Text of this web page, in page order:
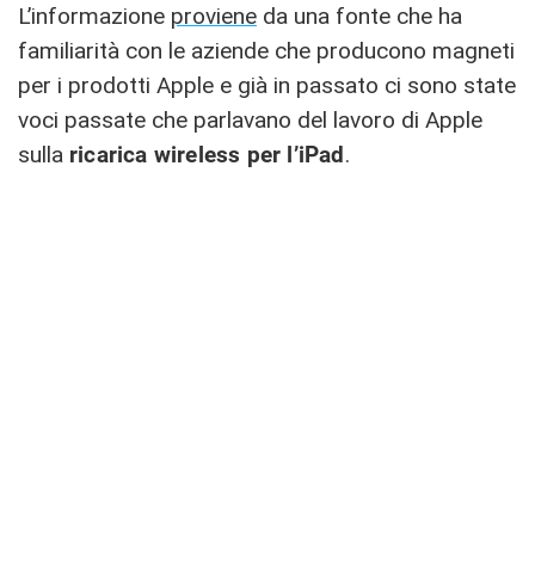
L’informazione proviene da una fonte che ha
familiarità con le aziende che producono magneti
per i prodotti Apple e già in passato ci sono state
voci passate che parlavano del lavoro di Apple
sulla ricarica wireless per l’iPad.